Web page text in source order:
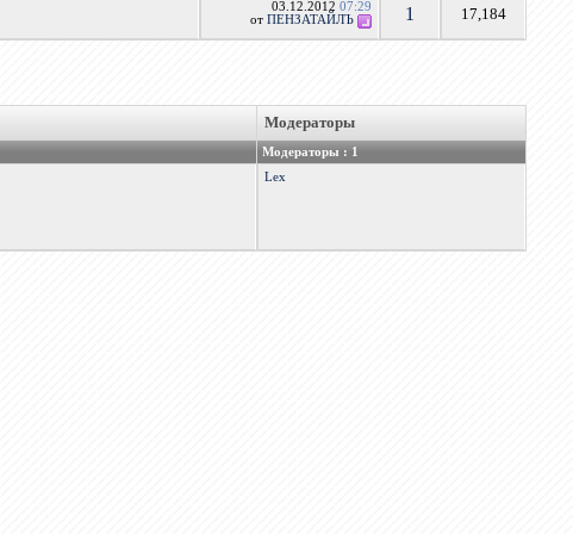
03.12.201207:29
отПЕНЗАТАЙЛЪ 1 17,184
Модераторы
Модераторы : 1
Lex